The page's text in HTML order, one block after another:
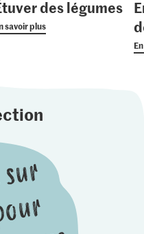
des légumes
savoir plus